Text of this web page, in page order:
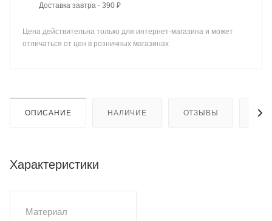
Доставка завтра - 390 ₽
Цена действительна только для интернет-магазина и может
отличаться от цен в розничных магазинах
ОПИСАНИЕ НАЛИЧИЕ ОТЗЫВЫ
Характеристики
Материал